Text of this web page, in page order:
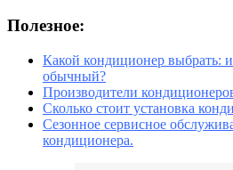
Полезное:
Какой кондиционер выбрать:
обычный?
Производители
Сколько стоит установка
Сезонное сервисное
кондиционера.